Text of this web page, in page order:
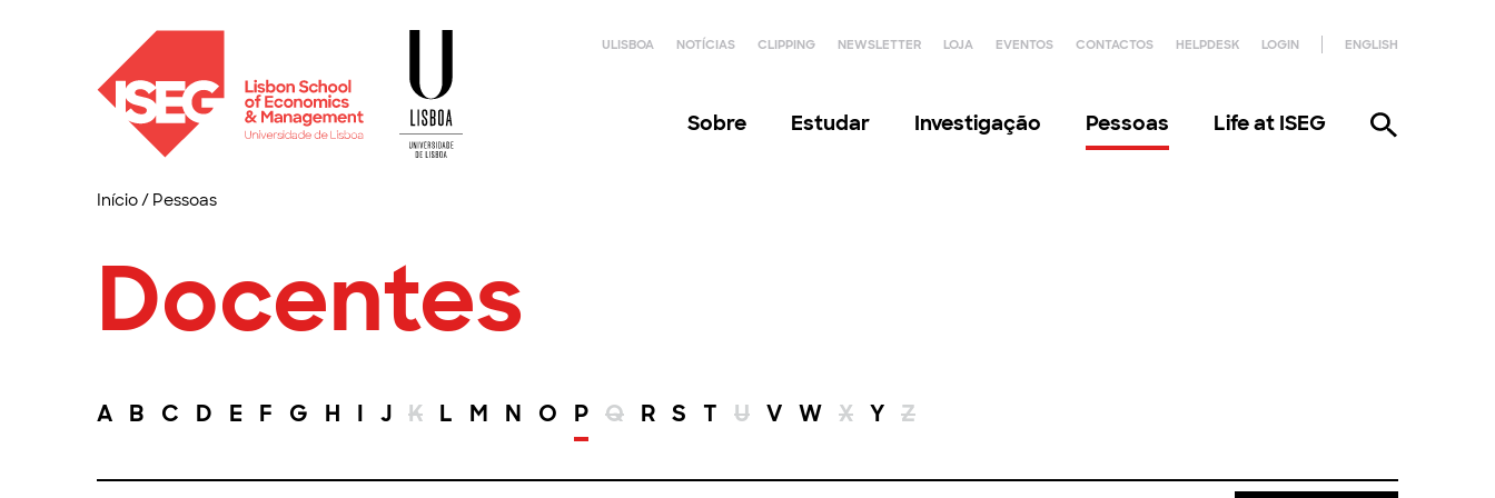
ULISBOA NOTÍCIAS CLIPPING NEWSLETTER LOJA EVENTOS CONTACTOS HELPDESK LOGIN ENGLISH
Sobre Estudar Investigação Pessoas Life at ISEG
Início/ Pessoas
Docentes
A B C D E F G H I J K L M N O P Q R S T U V W X Y Z